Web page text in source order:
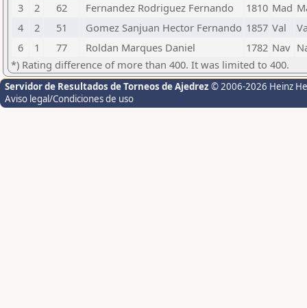
3
2 62 Fernandez Rodriguez Fernando 1810 Mad
4
2 51 Gomez Sanjuan Hector Fernando 1857 Val
6
1 77 Roldan Marques Daniel 1782 Nav
*) Rating difference of more than 400. It was limited to 400.
Servidor de Resultados de Torneos de Ajedrez © 2006-2026 Heinz
Aviso legal/Condiciones de uso